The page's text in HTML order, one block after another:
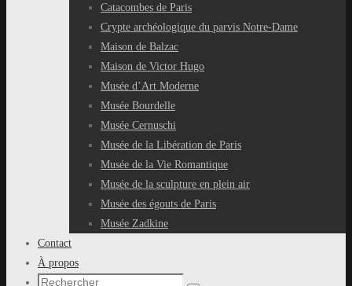
Catacombes de Paris
Crypte archéologique du parvis Notre-Dame
Maison de Balzac
Maison de Victor Hugo
Musée d’Art Moderne
Musée Bourdelle
Musée Cernuschi
Musée de la Libération de Paris
Musée de la Vie Romantique
Musée de la sculpture en plein air
Musée des égouts de Paris
Musée Zadkine
Contact
À propos
Recherche